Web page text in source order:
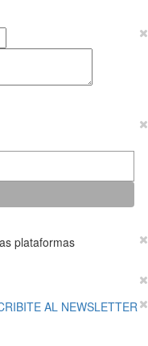
plataformas
AL NEWSLETTER